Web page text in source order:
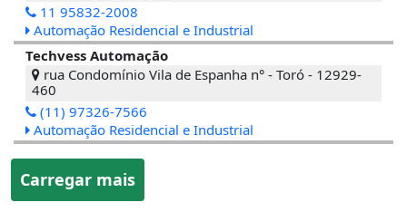
11 95832-2008
Automação Residencial e Industrial
Techvess Automação
rua Condomínio Vila de Espanha n° - Toró - 12929-
460
(11) 97326-7566
Automação Residencial e Industrial
Carregar mais